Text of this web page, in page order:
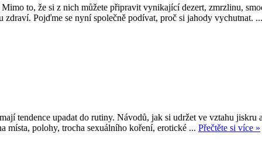
to, že si z nich můžete připravit vynikající dezert, zmrzlinu,
zdraví. Pojďme se nyní společně podívat, proč si jahody vychutnat.
tendence upadat do rutiny. Návodů, jak si udržet ve vztahu jiskru
polohy, trocha sexuálního koření, erotické ... Přečtěte si více »